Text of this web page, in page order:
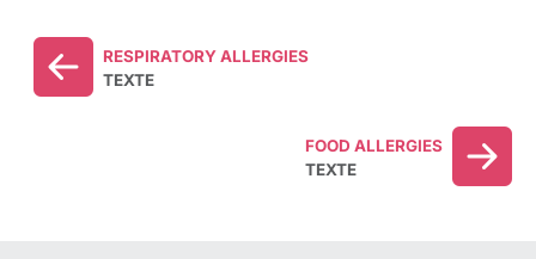
RESPIRATORY ALLERGIES
TEXTE
FOOD ALLERGIES
TEXTE